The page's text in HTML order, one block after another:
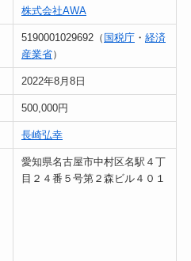
株式会社AWA
5190001029692（ 国税庁・ 経済
産業省）
2022年8月8日
500,000円
長崎弘幸
愛知県名古屋市中村区名駅４丁
目２４番５号第２森ビル４０１